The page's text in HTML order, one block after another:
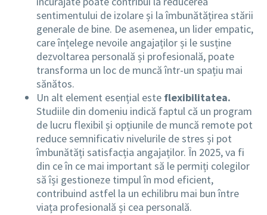
sentimentului de izolare și la îmbunătățirea stării
generale de bine. De asemenea, un lider empatic,
care înțelege nevoile angajaților și le susține
dezvoltarea personală și profesională, poate
transforma un loc de muncă într-un spațiu mai
sănătos.
Un alt element esențial este flexibilitatea.
Studiile din domeniu indică faptul că un program
de lucru flexibil și opțiunile de muncă remote pot
reduce semnificativ nivelurile de stres și pot
îmbunătăți satisfacția angajaților. În 2025, va fi
din ce în ce mai important să le permiți colegilor
să își gestioneze timpul în mod eficient,
contribuind astfel la un echilibru mai bun între
viața profesională și cea personală.